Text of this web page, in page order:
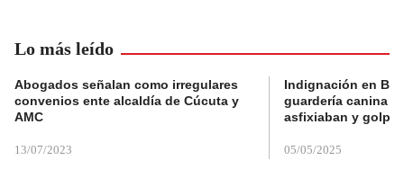
Lo más leído
Abogados señalan como irregulares
convenios ente alcaldía de Cúcuta y
AMC
13/07/2023
Indignación en
guardería canina
asfixiaban y
05/05/2025